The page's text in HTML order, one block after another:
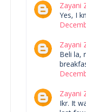
Zayani
Yes, I
Zayani
Beli la,
Zayani
Ikr. It